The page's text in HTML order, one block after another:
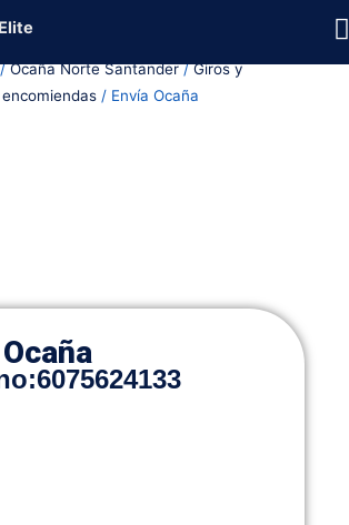
Ocaña Norte Santander/Giros y
encomiendas/ Envía Ocaña
6075624133